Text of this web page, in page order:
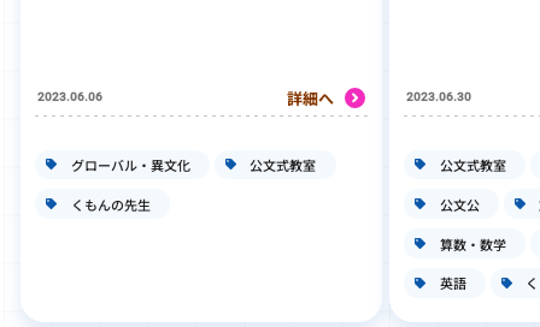
2023.06.06 詳細へ
グローバル・異文化 公文式教室
くもんの先生
2023.06.30
公文式教室
公文公
算数・数学
英語